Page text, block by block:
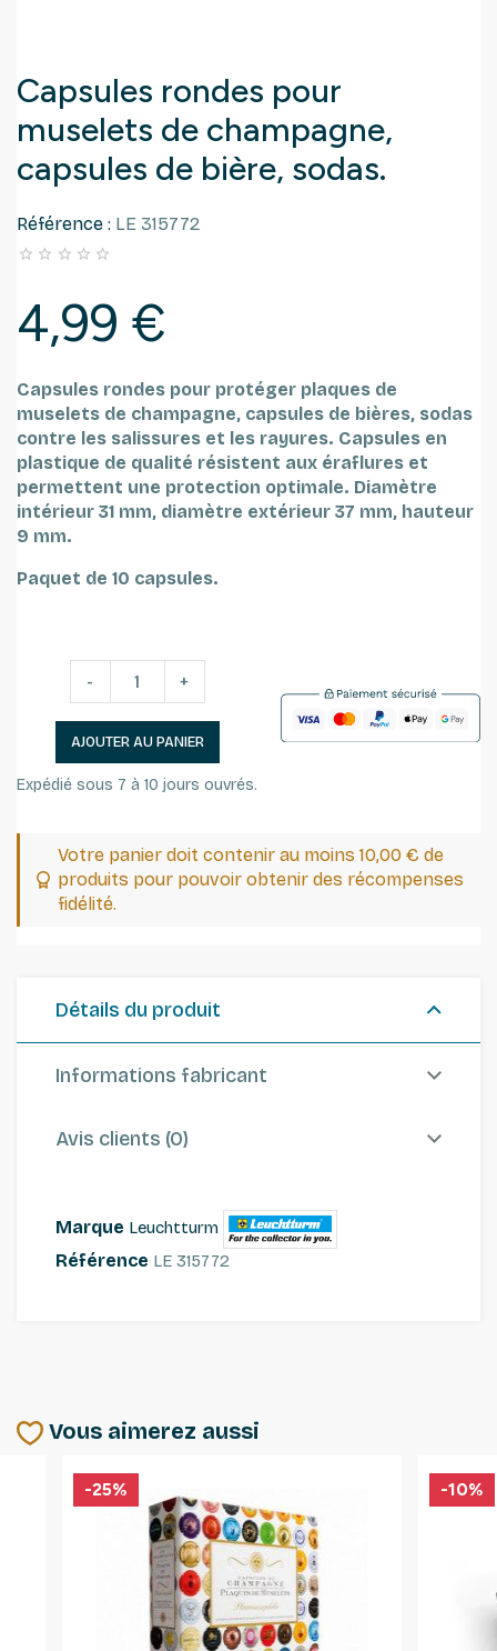
Capsules rondes pour
muselets de champagne,
capsules de bière, sodas.
Référence : LE 315772
    
4,99 €
Capsules rondes pour protéger plaques de
muselets de champagne, capsules de bières, sodas
contre les salissures et les rayures. Capsules en
plastique de qualité résistent aux éraflures et
permettent une protection optimale. Diamètre
intérieur 31 mm, diamètre extérieur 37 mm, hauteur
9 mm.
Paquet de 10 capsules.
- +
AJOUTER AU PANIER
Expédié sous 7 à 10 jours ouvrés.
Votre panier doit contenir au moins 10,00 € de
produits pour pouvoir obtenir des récompenses
fidélité.
Détails du produit
Informations fabricant
Avis clients (0)
Marque Leuchtturm
Référence LE 315772
Vous aimerez aussi
-25% -10%